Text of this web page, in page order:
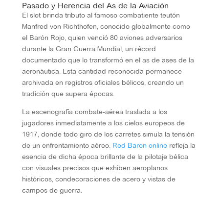
Pasado y Herencia del As de la Aviación
El slot brinda tributo al famoso combatiente teutón
Manfred von Richthofen, conocido globalmente como
el Barón Rojo, quien venció 80 aviones adversarios
durante la Gran Guerra Mundial, un récord
documentado que lo transformó en el as de ases de la
aeronáutica. Esta cantidad reconocida permanece
archivada en registros oficiales bélicos, creando un
tradición que supera épocas.
La escenografía combate-aérea traslada a los
jugadores inmediatamente a los cielos europeos de
1917, donde todo giro de los carretes simula la tensión
de un enfrentamiento aéreo. Red Baron onlinerefleja la
esencia de dicha época brillante de la pilotaje bélica
con visuales precisos que exhiben aeroplanos
históricos, condecoraciones de acero y vistas de
campos de guerra.